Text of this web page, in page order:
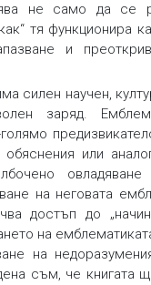
не само да се
тя функционира
и
силен научен,
заряд.
или
на неговата
достъп до
на
на
съм, че книгата